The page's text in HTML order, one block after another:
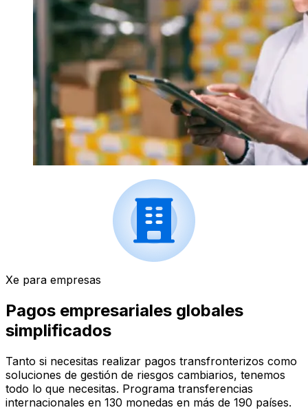
Xe para empresas
Pagos empresariales globales
simplificados
Tanto si necesitas realizar pagos transfronterizos como
soluciones de gestión de riesgos cambiarios, tenemos
todo lo que necesitas. Programa transferencias
internacionales en 130 monedas en más de 190 países.